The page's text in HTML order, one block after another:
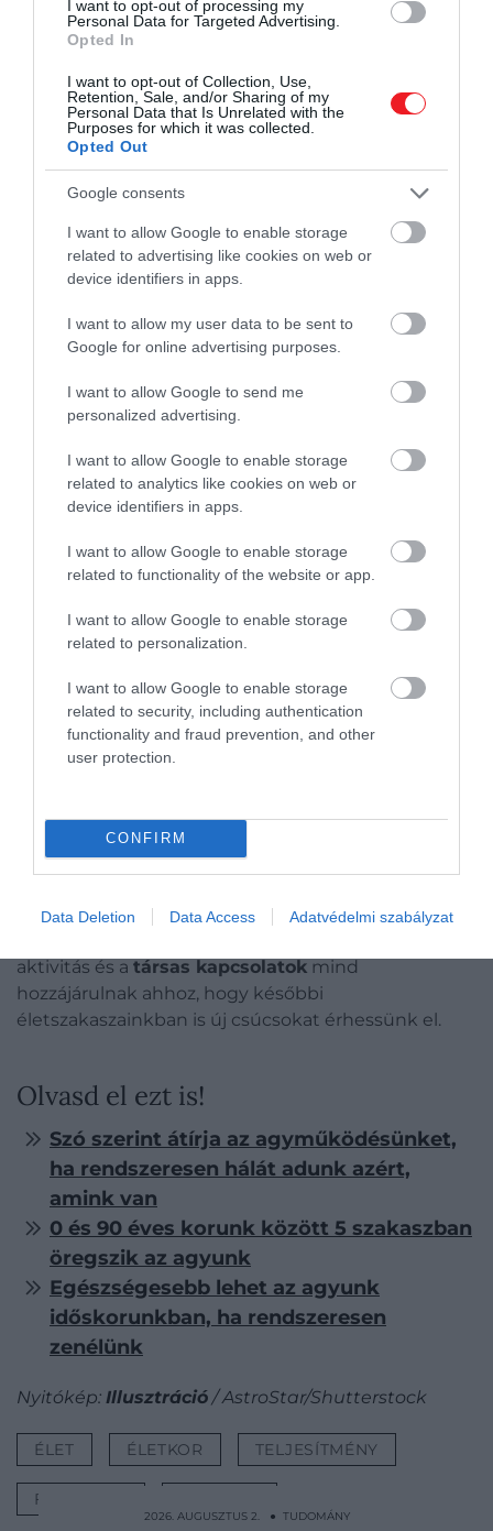
I want to opt-out of processing my
Personal Data for Targeted Advertising.
Opted In
I want to opt-out of Collection, Use,
Retention, Sale, and/or Sharing of my
Personal Data that Is Unrelated with the
Purposes for which it was collected.
Opted Out
Google consents
I want to allow Google to enable storage
related to advertising like cookies on web or
device identifiers in apps.
I want to allow my user data to be sent to
Google for online advertising purposes.
I want to allow Google to send me
personalized advertising.
I want to allow Google to enable storage
related to analytics like cookies on web or
device identifiers in apps.
I want to allow Google to enable storage
related to functionality of the website or app.
I want to allow Google to enable storage
related to personalization.
I want to allow Google to enable storage
related to security, including authentication
functionality and fraud prevention, and other
user protection.
CONFIRM
Data Deletion Data Access Adatvédelmi szabályzat
inkább atapasztalaton alapuló gondolkodásra
kerül. Az úgynevezett kristályos intelligencia –
vagyis a felhalmozott tudás és annak alkalmazása –
gyakran középkorban vagy még később éri el a
csúcsát. Ez magyarázza azt is, hogy
területeken a siker nem fiatal korban jellemző
kutatások szerint egy sikeres startupalapító
Ez is érdekelhet!
az agyunk, állítja egy kutatás
boldogság alakulása talán még meglepőbb.
Egyes vizsgálatok szerint az életelégedettség U-
visszaesés következik ,majd idősebb korban
ismét emelkedés. Bár ez az összefüggés nem
minden esetben egyértelmű, több adat arra utal,
hogy megfelelő körülmények – például jó egészségi
állapot és stabil kapcsolatok – mellett az idősebb
Figyelmedbe ajánljuk!
Teljesen megváltoztak a fiatalok
olvasási szokásai – és ez nem sok jóval
A legfontosabb tanulság mégis az, hogy
csúcsok nem merev határok
hosszú ideig fenntartható, sőt bizonyos területeken
aktivitás és a társas kapcsolatok mind
hozzájárulnak ahhoz, hogy későbbi
életszakaszainkban is új csúcsokat érhessünk el.
Olvasd el ezt is!
Szó szerint átírja az agyműködésünket,
ha rendszeresen hálát adunk azért,
amink van
0 és 90 éves korunk között 5 szakaszban
öregszik az agyunk
Egészségesebb lehet az agyunk
időskorunkban, ha rendszeresen
zenélünk
Nyitókép: Illusztráció / AstroStar/Shutterstock
ÉLET ÉLETKOR TELJESÍTMÉNY
FIATALSÁG
2026. AUGUSZTUS 2. ● TUDOMÁNY